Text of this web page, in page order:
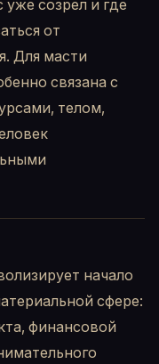
созрел и где
от
Для масти
связана с
телом,
начало
сфере:
финансовой